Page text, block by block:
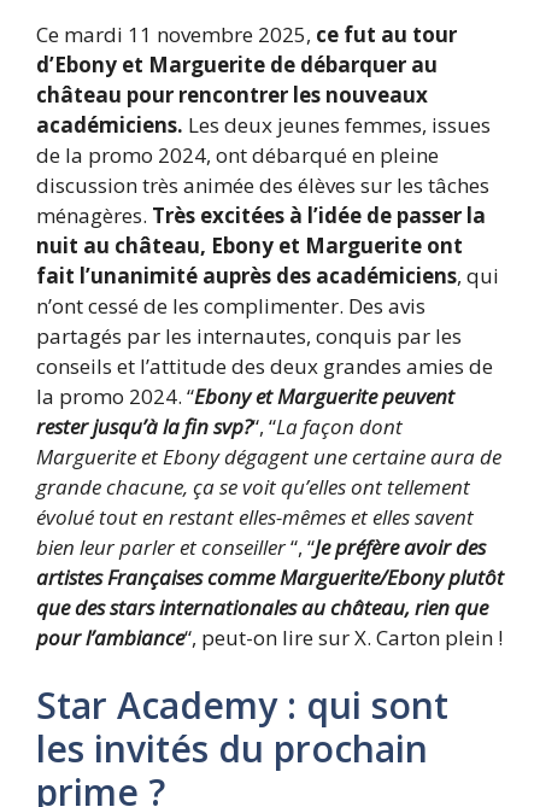
Ce mardi 11 novembre 2025, ce fut au tour
d’Ebony et Marguerite de débarquer au
château pour rencontrer les nouveaux
académiciens. Les deux jeunes femmes, issues
de la promo 2024, ont débarqué en pleine
discussion très animée des élèves sur les tâches
ménagères. Très excitées à l’idée de passer la
nuit au château, Ebony et Marguerite ont
fait l’unanimité auprès des académiciens, qui
n’ont cessé de les complimenter. Des avis
partagés par les internautes, conquis par les
conseils et l’attitude des deux grandes amies de
la promo 2024. “Ebony et Marguerite peuvent
rester jusqu’à la fin svp?“, “La façon dont
Marguerite et Ebony dégagent une certaine aura de
grande chacune, ça se voit qu’elles ont tellement
évolué tout en restant elles-mêmes et elles savent
bien leur parler et conseiller“, “Je préfère avoir des
artistes Françaises comme Marguerite/Ebony plutôt
que des stars internationales au château, rien que
pour l’ambiance“, peut-on lire sur X. Carton plein !
Star Academy : qui sont
les invités du prochain
prime ?